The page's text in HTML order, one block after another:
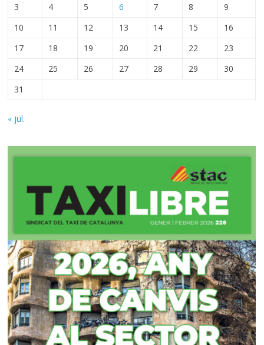
3
4 5 6 7 8
9
10
11 12 13 14 15
16
17
18 19 20 21 22
23
24
25 26 27 28 29
30
31
« jul.